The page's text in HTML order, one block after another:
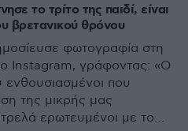
το τρίτο της παιδί, είναι
βρετανικού θρόνου
φωτογραφία στη
Instagram, γράφοντας: «Ο
ενθουσιασμένοι που
της μικρής μας
ερωτευμένοι με το